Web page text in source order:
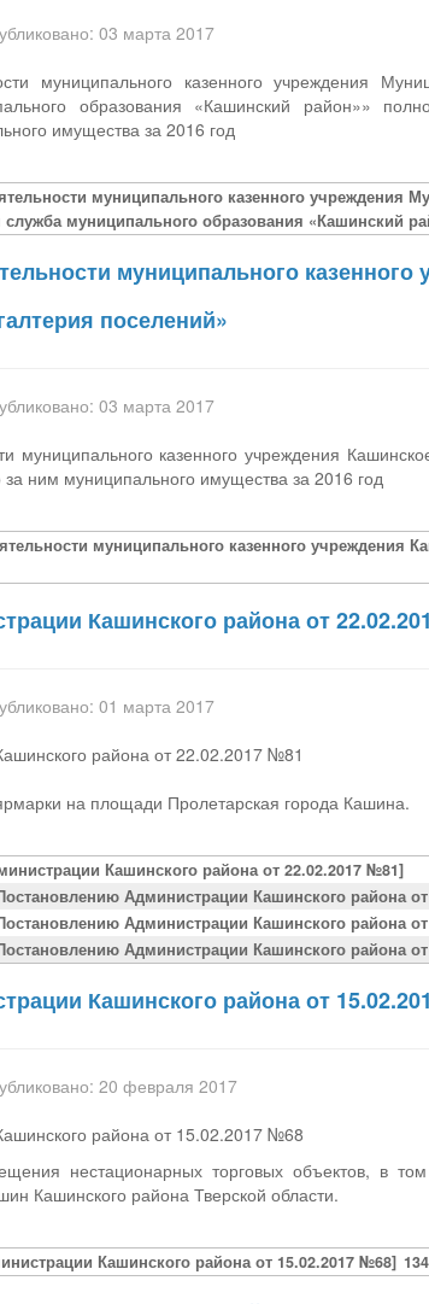
03 марта 2017
муниципального казенного учреждения
образования «Кашинский район»»
имущества за 2016 год
муниципального казенного учреждения
служба муниципального образования «Кашинский
муниципального
поселений»
03 марта 2017
муниципального казенного учреждения
за ним муниципального имущества за 2016 год
муниципального казенного учреждения
Кашинского района от
01 марта 2017
района от 22.02.2017 №81
на площади Пролетарская города Кашина.
Кашинского района от 22.02.2017 №81]
Администрации Кашинского района
Администрации Кашинского района
Администрации Кашинского района
Кашинского района от
20 февраля 2017
района от 15.02.2017 №68
нестационарных торговых объектов, в
Кашинского района Тверской области.
Кашинского района от 15.02.2017 №68]